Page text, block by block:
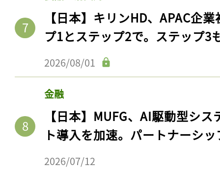
【日本】キリンHD、APAC企
プ1とステップ2で。ステップ3
2026/08/01
金融
【日本】MUFG、AI駆動型シ
ト導入を加速。パートナーシ
2026/07/12